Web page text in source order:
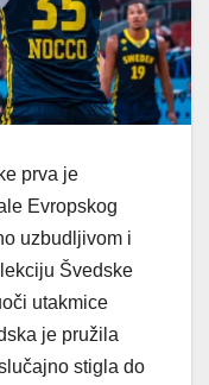
prva je
Evropskog
uzbudljivom i
Švedske
utakmice
je pružila
stigla do